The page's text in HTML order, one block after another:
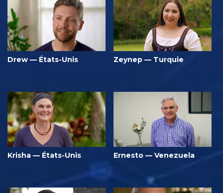
Drew — États-Unis Zeynep — Turquie
Krisha — États-Unis Ernesto — Venezuela